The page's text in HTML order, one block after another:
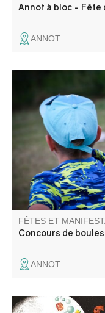
Annot à bloc - Fête
ANNOT
Nouveau rendez
FÊTES ET
Concours de
ANNOT